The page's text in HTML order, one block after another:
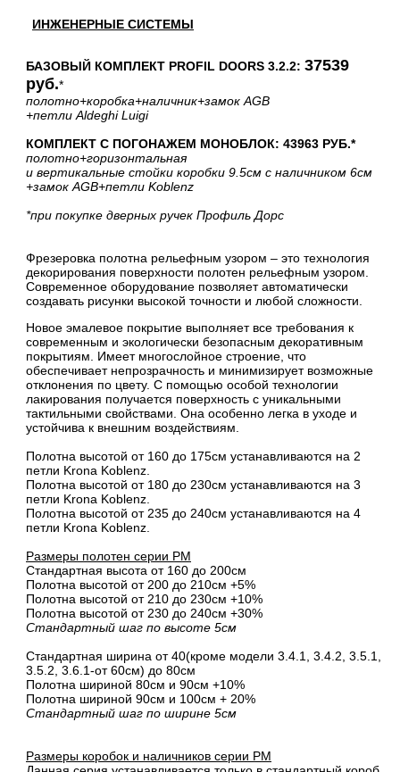
ИНЖЕНЕРНЫЕ СИСТЕМЫ
БАЗОВЫЙ КОМПЛЕКТ PROFIL DOORS 3.2.2: 37539
руб.*
полотно+коробка+наличник+замок AGB
+петли Aldeghi Luigi
КОМПЛЕКТ С ПОГОНАЖЕМ МОНОБЛОК: 43963 РУБ.*
полотно+горизонтальная
и вертикальные стойки коробки 9.5см с наличником 6см
+замок AGB+петли Koblenz
*при покупке дверных ручек Профиль Дорс
Фрезеровка полотна рельефным узором – это технология
декорирования поверхности полотен рельефным узором.
Современное оборудование позволяет автоматически
создавать рисунки высокой точности и любой сложности.
Новое эмалевое покрытие выполняет все требования к
современным и экологически безопасным декоративным
покрытиям. Имеет многослойное строение, что
обеспечивает непрозрачность и минимизирует возможные
отклонения по цвету. С помощью особой технологии
лакирования получается поверхность с уникальными
тактильными свойствами. Она особенно легка в уходе и
устойчива к внешним воздействиям.
Полотна высотой от 160 до 175см устанавливаются на 2
петли Krona Koblenz.
Полотна высотой от 180 до 230см устанавливаются на 3
петли Krona Koblenz.
Полотна высотой от 235 до 240см устанавливаются на 4
петли Krona Koblenz.
Размеры полотен серии PM
Стандартная высота от 160 до 200см
Полотна высотой от 200 до 210см +5%
Полотна высотой от 210 до 230см +10%
Полотна высотой от 230 до 240см +30%
Стандартный шаг по высоте 5см
Стандартная ширина от 40(кроме модели 3.4.1, 3.4.2, 3.5.1,
3.5.2, 3.6.1-от 60см) до 80см
Полотна шириной 80cм и 90cм +10%
Полотна шириной 90см и 100см + 20%
Стандартный шаг по ширине 5см
Размеры коробок и наличников серии PM